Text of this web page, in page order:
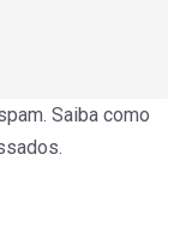
Saiba como
.